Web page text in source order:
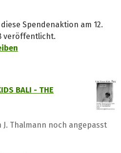
Spendenaktion am 12.
veröffentlicht.
BALI - THE
Thalmann noch angepasst